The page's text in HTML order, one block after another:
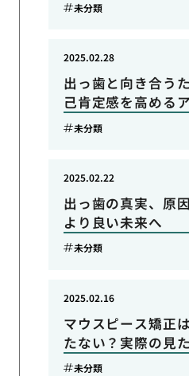
未分類
出っ歯と向き合う
己肯定感を高める
2025.02.28
未分類
出っ歯の真実、原
より良い未来へ
2025.02.22
未分類
マウスピース矯正
たない？実際の見
2025.02.16
未分類